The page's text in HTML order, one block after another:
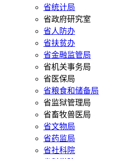
省统计局
省政府研究室
省人防办
省扶贫办
省金融监管局
省机关事务局
省医保局
省粮食和储备局
省监狱管理局
省畜牧兽医局
省文物局
省药监局
省社科院